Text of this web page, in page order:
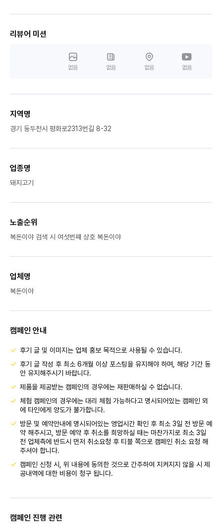
리뷰어 미션
없음 없음 없음 없음
지역명
경기 동두천시 평화로2313번길 8-32
업종명
돼지고기
노출순위
복돈이야 검색 시 여섯번쨰 상호 복돈이야
업체명
복돈이야
캠페인 안내
후기 글 및 이미지는 업체 홍보 목적으로 사용될 수 있습니다.
후기 글 작성 후 최소 6개월 이상 포스팅을 유지해야 하며, 해당 기간 동
안 유지해주시기 바랍니다.
제품을 제공받는 캠페인의 경우에는 재판매하실 수 없습니다.
체험 캠페인의 경우에는 대리 체험 가능하다고 명시되어있는 캠페인 외
에 타인에게 양도가 불가합니다.
방문 및 예약안내에 명시되어있는 영업시간 확인 후 최소 3일 전 방문 예
약 해주시고, 방문 예약 후 취소를 희망하실 때는 마찬가지로 최소 3일
전 업체측에 반드시 먼저 취소요청 후 티블 쪽으로 캠페인 취소 요청 해
주셔야 합니다.
캠페인 신청 시, 위 내용에 동의한 것으로 간주하여 지켜지지 않을 시 제
공내역에 대한 비용이 청구 됩니다.
캠페인 진행 관련